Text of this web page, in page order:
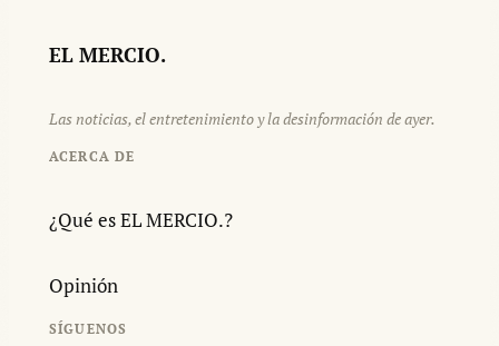
EL MERCIO.
Las noticias, el entretenimiento y la desinformación de ayer.
ACERCA DE
¿Qué es EL MERCIO.?
Opinión
SÍGUENOS